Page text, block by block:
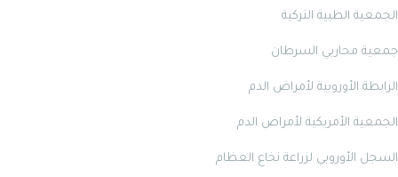
الجمعية الطبية التركية
جمعية محاربي السرطان
الرابطة الأوروبية لأمراض الدم
الجمعية الأمريكية لأمراض الدم
السجل الأوروبي لزراعة نخاع العظام